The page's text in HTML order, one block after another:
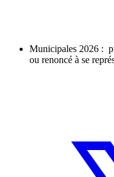
Municipales 2026 :
ou renoncé à se